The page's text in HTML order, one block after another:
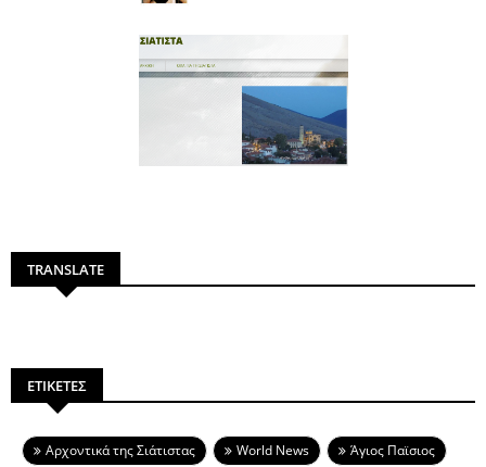
TRANSLATE
ΕΤΙΚΕΤΕΣ
Aρχοντικά της Σιάτιστας World News
Άγιος Παϊσιος